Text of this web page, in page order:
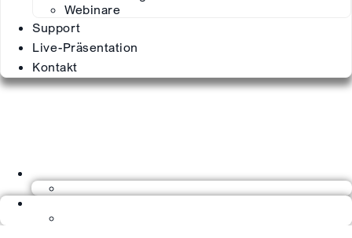
Webinare
Support
Live-Präsentation
Kontakt